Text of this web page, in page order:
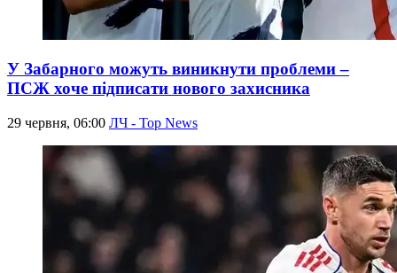
У Забарного можуть виникнути проблеми –
ПСЖ хоче підписати нового захисника
29 червня, 06:00 ЛЧ - Top News